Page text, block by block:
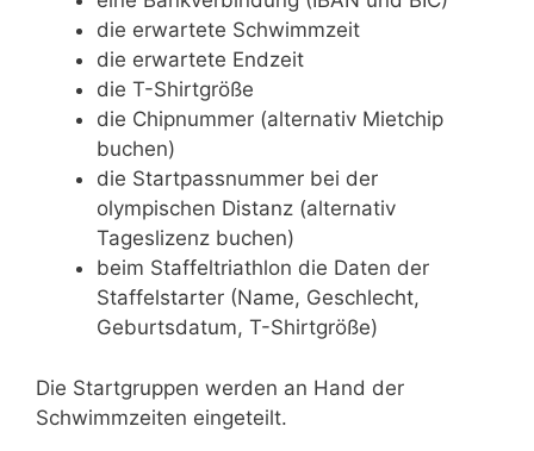
die erwartete Schwimmzeit
die erwartete Endzeit
die T-Shirtgröße
die Chipnummer (alternativ Mietchip
buchen)
die Startpassnummer bei der
olympischen Distanz (alternativ
Tageslizenz buchen)
beim Staffeltriathlon die Daten der
Staffelstarter (Name, Geschlecht,
Geburtsdatum, T-Shirtgröße)
Die Startgruppen werden an Hand der
Schwimmzeiten eingeteilt.